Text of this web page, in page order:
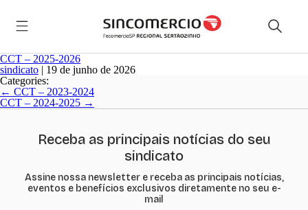
CCT – 2025-2026
sindicato | 19 de junho de 2026
Categories:
Navegação
de
Post
← CCT – 2023-2024
CCT – 2024-2025 →
Receba as principais notícias do seu
sindicato
Assine nossa newsletter e receba as principais notícias,
eventos e benefícios exclusivos diretamente no seu e-
mail